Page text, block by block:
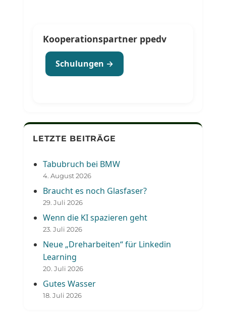
Kooperationspartner ppedv
Schulungen →
LETZTE BEITRÄGE
Tabubruch bei BMW
4. August 2026
Braucht es noch Glasfaser?
29. Juli 2026
Wenn die KI spazieren geht
23. Juli 2026
Neue „Dreharbeiten“ für Linkedin
Learning
20. Juli 2026
Gutes Wasser
18. Juli 2026